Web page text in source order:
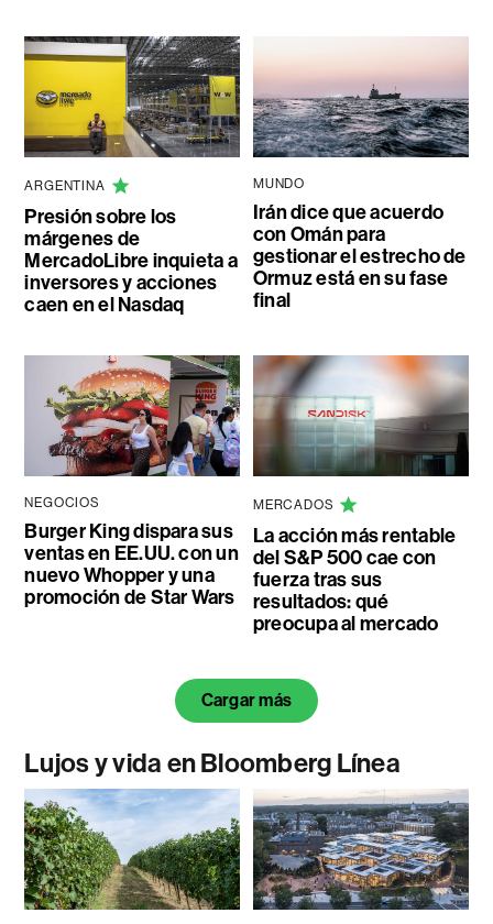
ARGENTINA
Presión sobre los
márgenes de
MercadoLibre inquieta a
inversores y acciones
caen en el Nasdaq
MUNDO
Irán dice que acuerdo
con Omán para
gestionar el estrecho de
Ormuz está en su fase
final
NEGOCIOS
Burger King dispara sus
ventas en EE.UU. con un
nuevo Whopper y una
promoción de Star Wars
MERCADOS
La acción más rentable
del S&P 500 cae con
fuerza tras sus
resultados: qué
preocupa al mercado
Cargar más
Lujos y vida en Bloomberg Línea